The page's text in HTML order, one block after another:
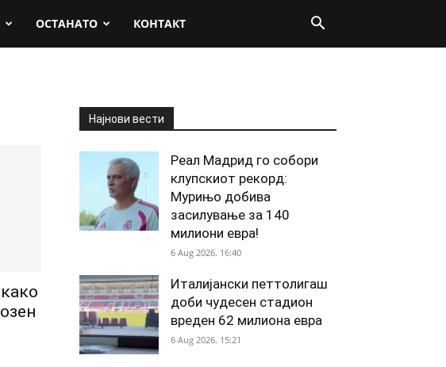
ОСТАНАТО КОНТАКТ
Најнови вести
Реал Мадрид го собори
клупскиот рекорд:
Мурињо добива
засилување за 140
милиони евра!
6 Aug 2026. 16:40
Италијански петтолигаш
доби чудесен стадион
вреден 62 милиона евра
6 Aug 2026. 15:21